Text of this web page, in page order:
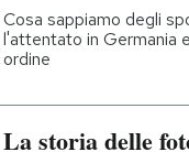
Cosa sappiamo degli
l'attentato in Germania
ordine
La storia delle